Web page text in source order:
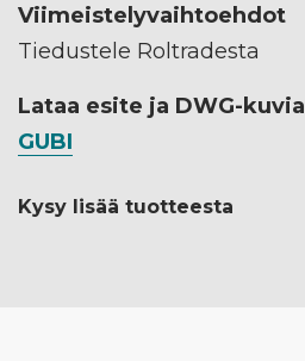
Viimeistelyvaihtoehdot
Tiedustele Roltradesta
Lataa esite ja DWG-kuvia
GUBI
Kysy lisää tuotteesta